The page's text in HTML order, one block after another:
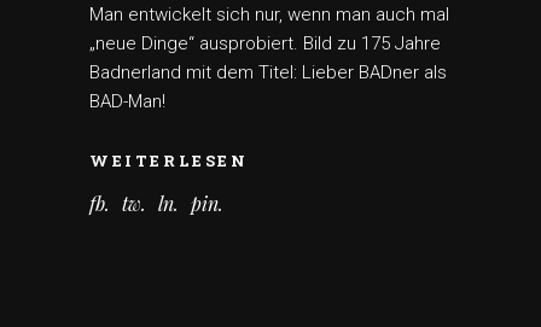
Man entwickelt sich nur, wenn man auch mal
„neue Dinge“ ausprobiert. Bild zu 175 Jahre
Badnerland mit dem Titel: Lieber BADner als
BAD-Man!
WEITERLESEN
fb tw ln pin